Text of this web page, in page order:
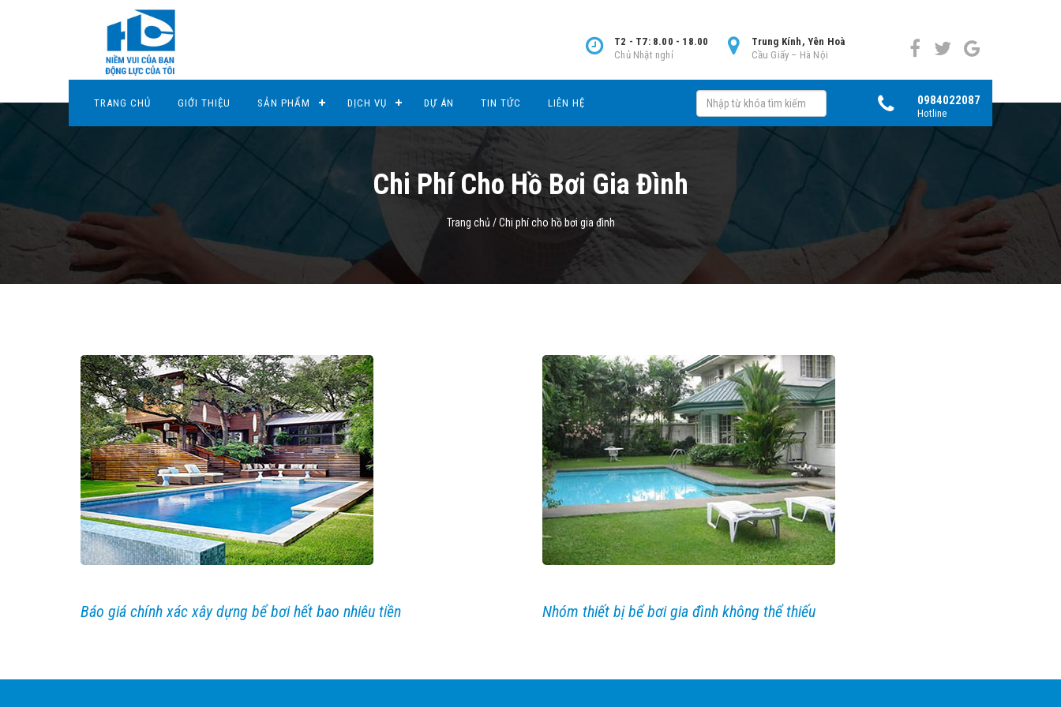
Trung Kính, Yên Hoà
Cầu Giấy – Hà Nội
T2 - T7: 8.00 - 18.00
Chủ Nhật nghỉ
TRANG CHỦ GIỚI THIỆU SẢN PHẨM DỊCH VỤ DỰ ÁN TIN TỨC LIÊN HỆ 0984022087
Hotline
Chi Phí Cho Hồ Bơi Gia Đình
Trang chủ /Chi phí cho hồ bơi gia đình
Báo giá chính xác xây dựng bể bơi hết bao nhiêu tiền Nhóm thiết bị bể bơi gia đình không thể thiếu